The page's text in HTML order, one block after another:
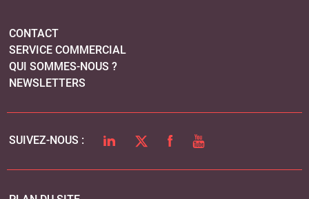
CONTACT
SERVICE COMMERCIAL
QUI SOMMES-NOUS ?
NEWSLETTERS
SUIVEZ-NOUS : LINKEDINTWITTERFACEBOOK
YOUTUBE